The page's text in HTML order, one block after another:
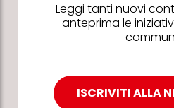
Leggi tanti nuovi
anteprima le
ISCRIVITI ALLA